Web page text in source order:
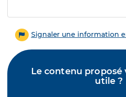
Signaler une information
Le contenu proposé
utile ?